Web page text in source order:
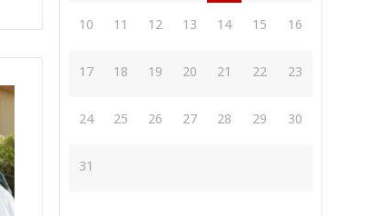
10 11 12 13 14 15 16
17 18 19 20 21 22 23
24 25 26 27 28 29 30
31